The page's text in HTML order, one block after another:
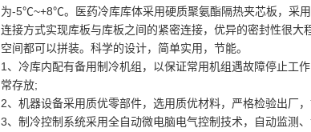
为-5℃~+8℃。医药冷库库体采用硬质聚氨酯隔热夹芯板，采
连接方式实现库板与库板之间的紧密连接，优异的密封性很
空间都可以拼装。科学的设计，简单实用，节能。
1、冷库内配有备用制冷机组，以保证常用机组遇故障停止工
常存放;
2、机器设备采用质优零部件，选用质优材料，严格检验出厂
3、制冷控制系统采用全自动微电脑电气控制技术，自动监测